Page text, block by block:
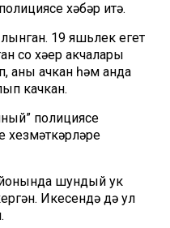
хәбәр итә.
19 яшьлек егет
соң хәер акчалары
аны ачкан һәм анда
качкан.
полициясе
хезмәткәрләре
шундый ук
Икесендә дә ул